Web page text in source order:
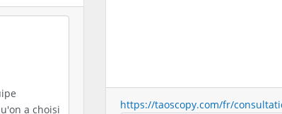
https://taoscopy.com/fr/